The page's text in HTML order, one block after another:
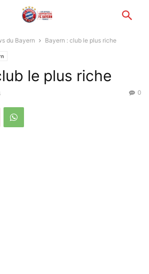
du Bayern Bayern : club le plus riche
le plus riche
0